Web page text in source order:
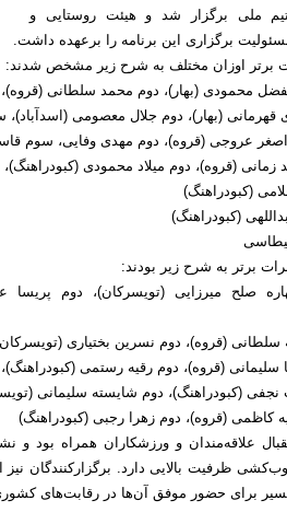
ملی برگزار شد و هیئت روستایی و
برگزاری این برنامه را برعهده داشت.
برتر اوزان مختلف به شرح زیر مشخص شدند:
برتر به شرح زیر بودند:
بهاره صلح میرزایی (تویسرکان)، دوم
علاقه‌مندان و ورزشکاران همراه بود و
ظرفیت بالایی دارد. برگزارکنندگان نیز
برای حضور موفق آن‌ها در رقابت‌های